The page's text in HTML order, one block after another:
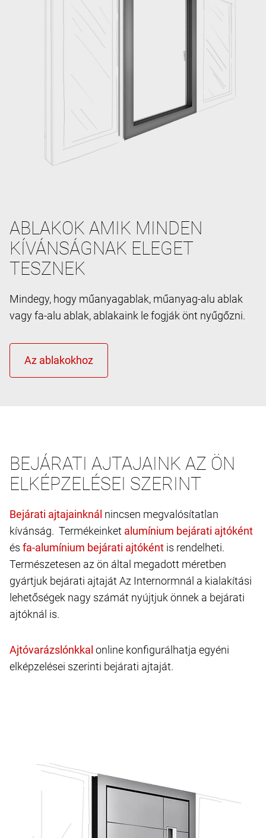
ABLAKOK AMIK MINDEN
KÍVÁNSÁGNAK ELEGET
TESZNEK
Mindegy, hogy műanyagablak, műanyag-alu ablak
vagy fa-alu ablak, ablakaink le fogják önt nyűgőzni.
BEJÁRATI AJTAJAINK AZ ÖN
ELKÉPZELÉSEI SZERINT
nincsen megvalósítatlan
kívánság. Termékeinket
és
is rendelheti.
Természetesen az ön által megadott méretben
gyártjuk bejárati ajtaját Az Internormnál a kialakítási
lehetőségek nagy számát nyújtjuk önnek a bejárati
ajtóknál is.
online konfigurálhatja egyéni
elképzelései szerinti bejárati ajtaját.